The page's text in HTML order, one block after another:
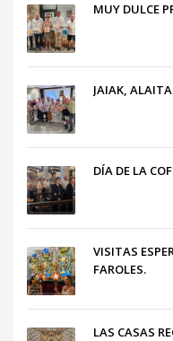
MUY DULCE
JAIAK,
DÍA DE LA
VISITAS
FAROLES.
LAS CASAS